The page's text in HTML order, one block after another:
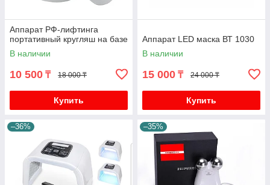
Аппарат РФ-лифтинга
портативный кругляш на базе
В наличии
10 500 ₸ 18 000 ₸
Купить
Аппарат LED маска ВТ 1030
В наличии
15 000 ₸ 24 000 ₸
Купить
–36% –35%